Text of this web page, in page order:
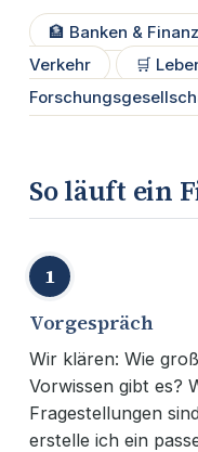
🏦 Banken &
Verkehr
🛒
So läuft ein
1
Vorgespräch
Wir klären: Wie
Vorwissen gibt es?
Fragestellungen
erstelle ich ein